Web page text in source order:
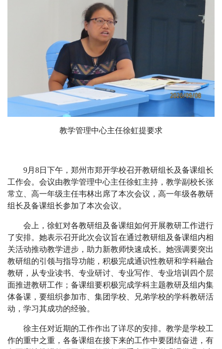
教学管理中心主任徐虹提要求
9月8日下午，郑州市郑开学校召开教研组长及备课组长
工作会。会议由教学管理中心主任徐虹主持，教学副校长张
常立、高一年级主任韦林出席了本次会议，高一年级各教研
组长及备课组长参加了本次会议。
会上，徐虹对各教研组及备课组如何开展教研工作进行
了安排。她表示召开此次会议旨在通过教研组及备课组内相
关活动推动教学进步，助力新教师快速成长。她强调要突出
教研组的引领与指导功能，积极完成通识性教研和学科融合
教研，从专业读书、专业研讨、专业写作、专业培训四个层
面推进教研工作；备课组要积极完成学科主题教研及组内集
体备课，要组织参加市、集团学校、兄弟学校的学科教研活
动，学习其成功的经验。
徐主任对近期的工作作出了详尽的安排。教学是学校工
作的重中之重，各备课组在接下来的工作中要团结奋进，有